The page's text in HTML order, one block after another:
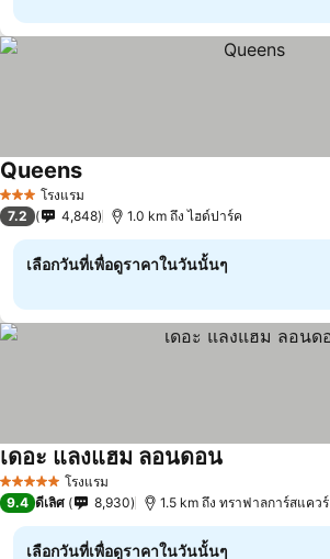
3 ดาว โรงแรม
Queens
7.2 4,848 1.0 km ถึง ไฮด์ปาร์ค
เลือกวันที่เพื่อดูราคาในวันนั้นๆ
5 ดาว โรงแรม
เดอะ แลงแฮม ลอนดอน
9.4 ดีเลิศ 8,930 1.5 km ถึง ทราฟาลการ์สแควร์
เลือกวันที่เพื่อดูราคาในวันนั้นๆ